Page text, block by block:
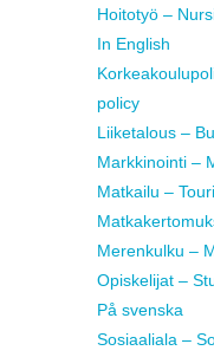
Hoitotyö –
In English
policy
Liiketalous –
Markkinointi –
Matkailu –
Merenkulku –
Opiskelijat –
På svenska
Sosiaaliala –